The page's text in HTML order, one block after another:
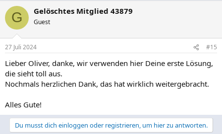
G Gelöschtes Mitglied 43879
Guest
27 Juli 2024 #15
Lieber Oliver, danke, wir verwenden hier Deine erste Lösung,
die sieht toll aus.
Nochmals herzlichen Dank, das hat wirklich weitergebracht.
Alles Gute!
Du musst dich einloggen oder registrieren, um hier zu antworten.